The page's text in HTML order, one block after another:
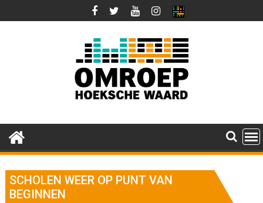
naar
SCHOLEN WEER OP PUNT VAN
BEGINNEN